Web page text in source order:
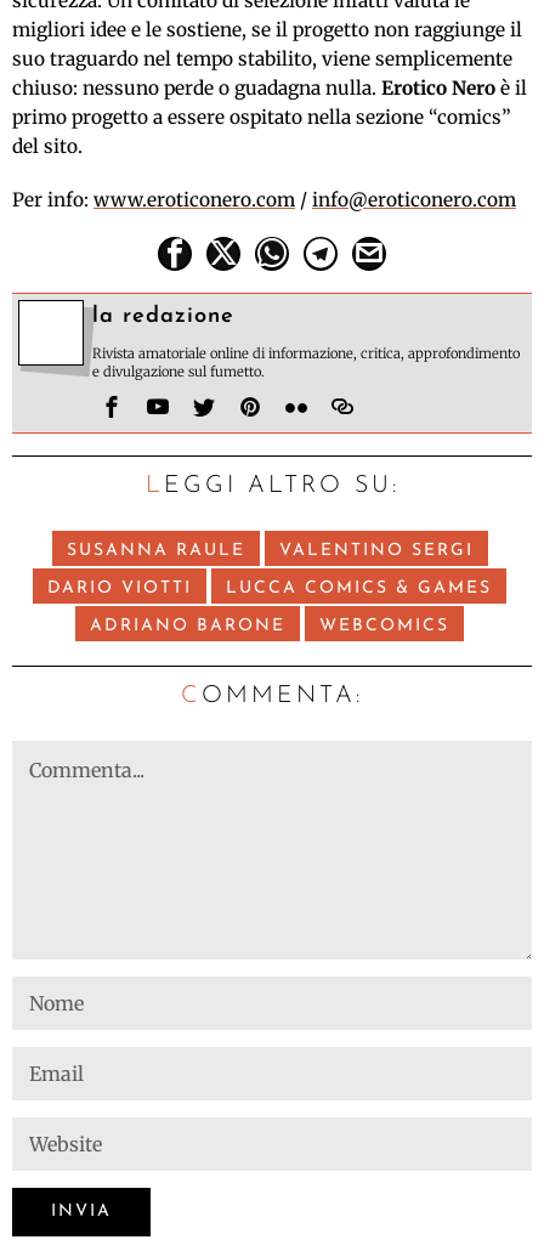
migliori idee e le sostiene, se il progetto non raggiunge il
suo traguardo nel tempo stabilito, viene semplicemente
chiuso: nessuno perde o guadagna nulla. Erotico Nero è il
primo progetto a essere ospitato nella sezione “comics”
del sito.
Per info: www.eroticonero.com / info@eroticonero.com
la redazione
Rivista amatoriale online di informazione, critica, approfondimento
e divulgazione sul fumetto.
LEGGI ALTRO SU:
SUSANNA RAULE VALENTINO SERGI
DARIO VIOTTI LUCCA COMICS & GAMES
ADRIANO BARONE WEBCOMICS
C OMMENTA: